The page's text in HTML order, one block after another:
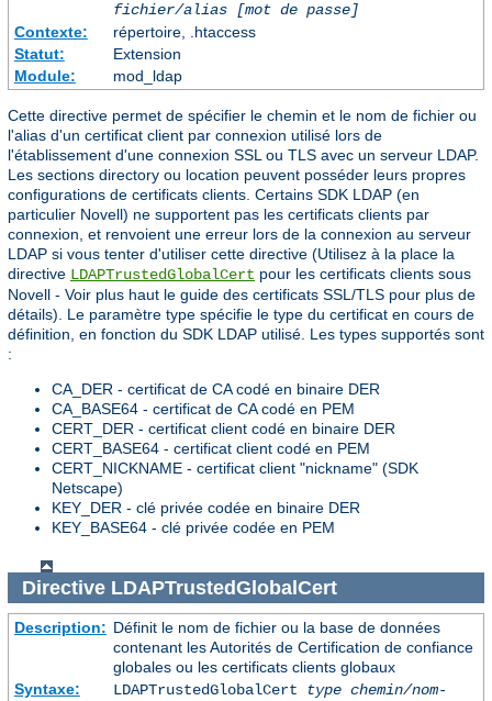
fichier/alias
[mot de passe]
Contexte:
répertoire, .htaccess
Statut:
Extension
Module:
mod_ldap
Cette directive permet de spécifier le chemin et le nom de fichier ou
l'alias d'un certificat client par connexion utilisé lors de
l'établissement d'une connexion SSL ou TLS avec un serveur LDAP.
Les sections directory ou location peuvent posséder leurs propres
configurations de certificats clients. Certains SDK LDAP (en
particulier Novell) ne supportent pas les certificats clients par
connexion, et renvoient une erreur lors de la connexion au serveur
LDAP si vous tenter d'utiliser cette directive (Utilisez à la place la
directive LDAPTrustedGlobalCert pour les certificats clients sous
Novell - Voir plus haut le guide des certificats SSL/TLS pour plus de
détails). Le paramètre type spécifie le type du certificat en cours de
définition, en fonction du SDK LDAP utilisé. Les types supportés sont
:
CA_DER - certificat de CA codé en binaire DER
CA_BASE64 - certificat de CA codé en PEM
CERT_DER - certificat client codé en binaire DER
CERT_BASE64 - certificat client codé en PEM
CERT_NICKNAME - certificat client "nickname" (SDK
Netscape)
KEY_DER - clé privée codée en binaire DER
KEY_BASE64 - clé privée codée en PEM
Directive LDAPTrustedGlobalCert
Description: Définit le nom de fichier ou la base de données
contenant les Autorités de Certification de confiance
globales ou les certificats clients globaux
Syntaxe:
LDAPTrustedGlobalCert type chemin/nom-